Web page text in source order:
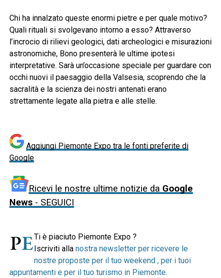
Chi ha innalzato queste enormi pietre e per quale motivo?
Quali rituali si svolgevano intorno a esso? Attraverso
l’incrocio di rilievi geologici, dati archeologici e misurazioni
astronomiche, Bono presenterà le ultime ipotesi
interpretative. Sarà un’occasione speciale per guardare con
occhi nuovi il paesaggio della Valsesia, scoprendo che la
sacralità e la scienza dei nostri antenati erano
strettamente legate alla pietra e alle stelle.
Aggiungi Piemonte Expo tra le fonti preferite di
Google
Ricevi le nostre ultime notizie da Google
News- SEGUICI
Ti è piaciuto Piemonte Expo ?
Iscriviti alla nostra newsletter per ricevere le
nostre proposte per il tuo weekend , per i tuoi
appuntamenti e per il tuo turismo in Piemonte.